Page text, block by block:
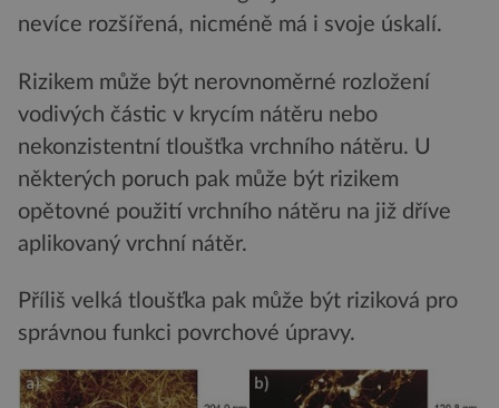
nevíce rozšířená, nicméně má i svoje úskalí.
Rizikem může být nerovnoměrné rozložení
vodivých částic v krycím nátěru nebo
nekonzistentní tloušťka vrchního nátěru. U
některých poruch pak může být rizikem
opětovné použití vrchního nátěru na již dříve
aplikovaný vrchní nátěr.
Příliš velká tloušťka pak může být riziková pro
správnou funkci povrchové úpravy.